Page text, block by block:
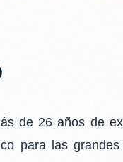
de 26años de
para las